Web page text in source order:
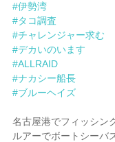
#伊勢湾
#タコ調査
#チャレンジャー求む
#デカいのいます
#ALLRAID
#ナカシー船長
#ブルーヘイズ
名古屋港でフィッシン
ルアーでボートシーバ